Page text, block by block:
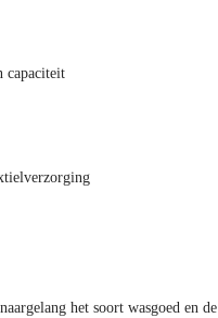
capaciteit
het soort wasgoed en de